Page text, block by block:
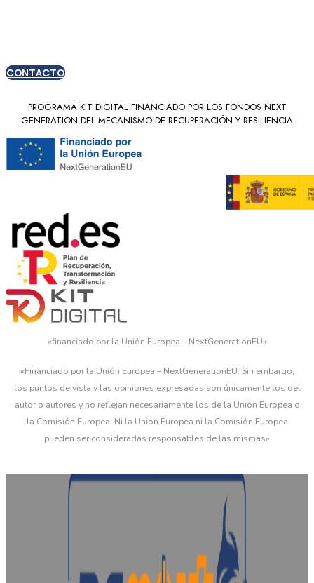
CONTACTO
PROGRAMA KIT DIGITAL FINANCIADO POR LOS FONDOS NEXT
GENERATION DEL MECANISMO DE RECUPERACIÓN Y RESILIENCIA
«financiado por la Unión Europea – NextGenerationEU»
«Financiado por la Unión Europea – NextGenerationEU. Sin embargo,
los puntos de vista y las opiniones expresadas son únicamente los del
autor o autores y no reflejan necesariamente los de la Unión Europea o
la Comisión Europea. Ni la Unión Europea ni la Comisión Europea
pueden ser consideradas responsables de las mismas»